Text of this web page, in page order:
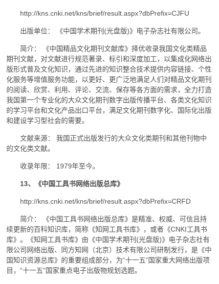
http://kns.cnki.net/kns/brief/result.aspx?dbPrefix=CJFU
出版单位： 《中国学术期刊(光盘版)》电子杂志社有限公司。
简介： 《中国精品文化期刊文献库》择优收录我国文化类精品
期刊文献，对文献进行规范著录、标引和深度加工，以集成化网络出
版形式普及文化知识，通过先进的知识整合技术提供内容链接、个性
化服务等增值服务功能，以更好、更广泛地满足人们对精品文化期刊
的阅读、欣赏、利用、评论、交流、保存等各方面的需求，全力打造
我国第一个专业化的大众文化期刊数字出版传播平台、各类文化知识
的学习平台和文化产品出口平台，满足文化期刊数字化、国际化出版
和建设学习型社会的需要。
文献来源： 我国正式出版发行的大众文化类期刊和其他刊物中
的文化类文献。
收录年限： 1979年至今。
13、《中国工具书网络出版总库》
http://kns.cnki.net/kns/brief/result.aspx?dbPrefix=CRFD
简介： 《中国工具书网络出版总库》是精准、权威、可信且持
续更新的百科知识库，简称《知网工具书库》，或者《CNKI工具书
库》。《知网工具书库》由《中国学术期刊(光盘版)》电子杂志社有
限公司网络出版、同方知网（北京）技术有限公司研制发行，是《中
国知识资源总库》的重要组成部分，为“十一五”国家重大网络出版项
目，“十一五”国家重点电子出版物规划选题。